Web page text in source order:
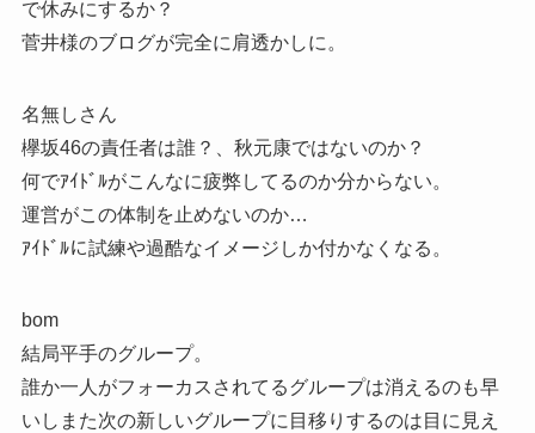
で休みにするか？
菅井様のブログが完全に肩透かしに。
名無しさん
欅坂46の責任者は誰？、秋元康ではないのか？
何でｱｲﾄﾞﾙがこんなに疲弊してるのか分からない。
運営がこの体制を止めないのか…
ｱｲﾄﾞﾙに試練や過酷なイメージしか付かなくなる。
bom
結局平手のグループ。
誰か一人がフォーカスされてるグループは消えるのも早
いしまた次の新しいグループに目移りするのは目に見え